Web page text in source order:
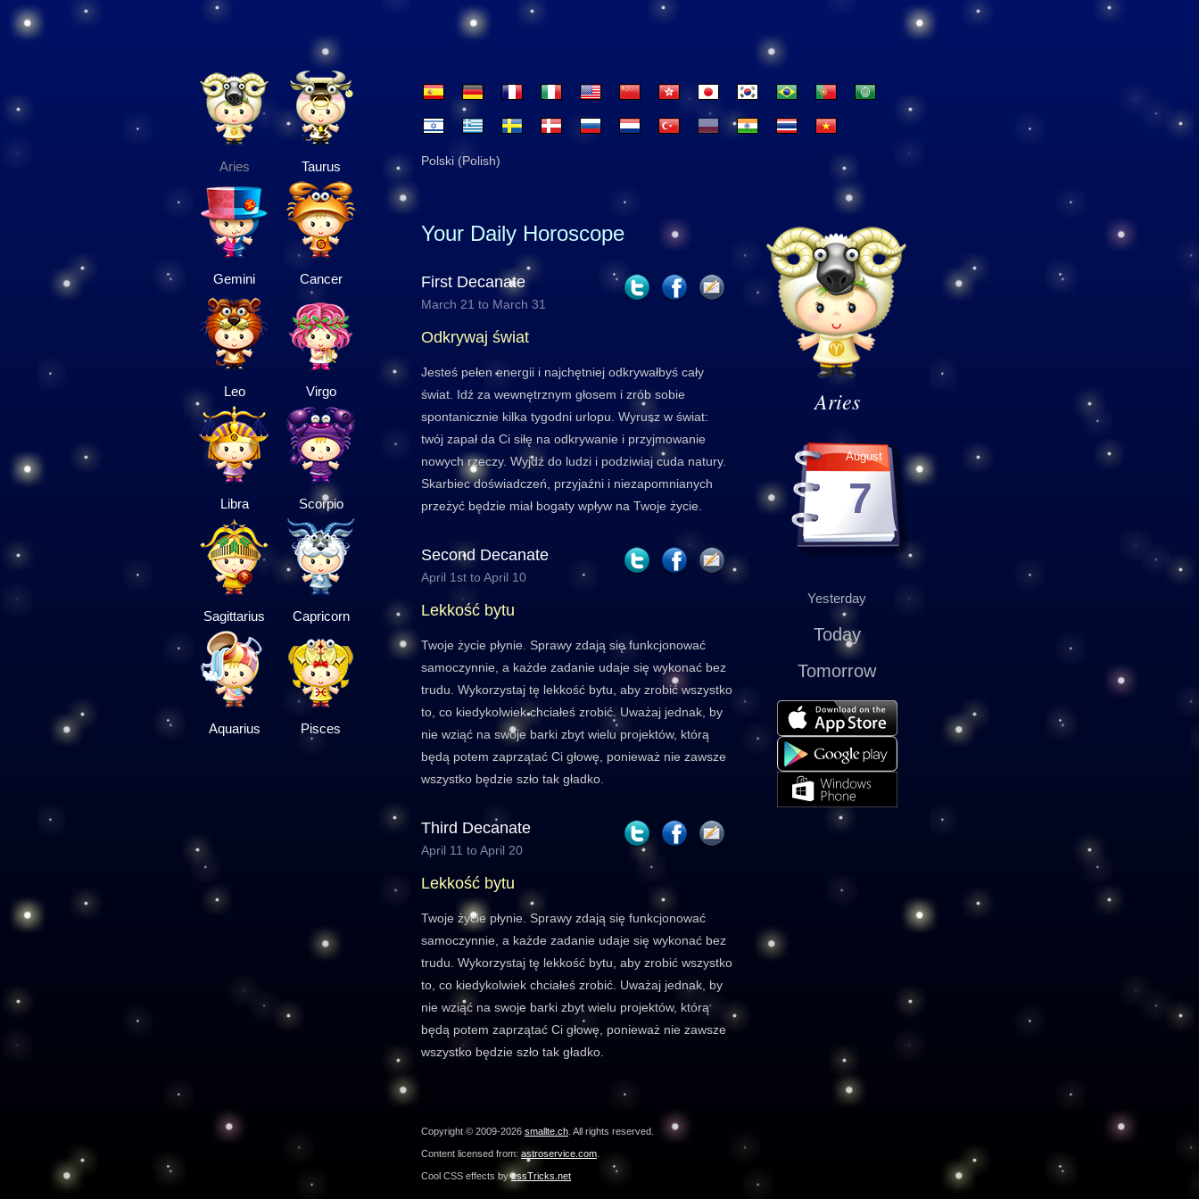
Aries Taurus
Gemini Cancer
Leo Virgo
Libra Scorpio
Sagittarius Capricorn
Aquarius Pisces
Polski (Polish)
Aries
August
7
Yesterday
Today
Tomorrow
Your Daily Horoscope
First Decanate
March 21 to March 31
Odkrywaj świat
Jesteś pełen energii i najchętniej odkrywałbyś cały
świat. Idź za wewnętrznym głosem i zrób sobie
spontanicznie kilka tygodni urlopu. Wyrusz w świat:
twój zapał da Ci siłę na odkrywanie i przyjmowanie
nowych rzeczy. Wyjdź do ludzi i podziwiaj cuda natury.
Skarbiec doświadczeń, przyjaźni i niezapomnianych
przeżyć będzie miał bogaty wpływ na Twoje życie.
Second Decanate
April 1st to April 10
Lekkość bytu
Twoje życie płynie. Sprawy zdają się funkcjonować
samoczynnie, a każde zadanie udaje się wykonać bez
trudu. Wykorzystaj tę lekkość bytu, aby zrobić wszystko
to, co kiedykolwiek chciałeś zrobić. Uważaj jednak, by
nie wziąć na swoje barki zbyt wielu projektów, którą
będą potem zaprzątać Ci głowę, ponieważ nie zawsze
wszystko będzie szło tak gładko.
Third Decanate
April 11 to April 20
Lekkość bytu
Twoje życie płynie. Sprawy zdają się funkcjonować
samoczynnie, a każde zadanie udaje się wykonać bez
trudu. Wykorzystaj tę lekkość bytu, aby zrobić wszystko
to, co kiedykolwiek chciałeś zrobić. Uważaj jednak, by
nie wziąć na swoje barki zbyt wielu projektów, którą
będą potem zaprzątać Ci głowę, ponieważ nie zawsze
wszystko będzie szło tak gładko.
Copyright © 2009-2026 smallte.ch . All rights reserved.
Content licensed from: astroservice.com
Cool CSS effects bycssTricks.net